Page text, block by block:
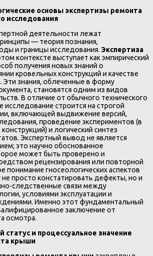
основы экспертизы ремонта
исследования
деятельности лежат
— теория познания,
и границы исследования. Экспертиза
контексте выступает как эмпирический
получения новых знаний о
кровельных конструкций и качестве
Эти знания, облеченные в форму
становятся одним из видов
В отличие от обычного технического
исследование строится на строгой
включающей выдвижение версий,
проведение экспериментов (в
и логический синтез
Экспертный вывод не является
это научно обоснованное
может быть проверено и
рецензирования или повторной
понимание гносеологических аспектов
не просто констатировать дефекты, но и
следственные связи между
условиями эксплуатации и
Именно этот фундаментальный
заключение от
осмотра.
статус и процессуальное значение
крыши